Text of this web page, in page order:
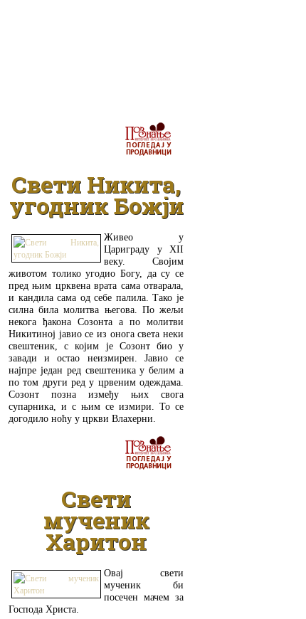
Свети Никита,
угодник Божји
Живео у
Цариграду у XII
веку. Својим
животом толико угодио Богу, да су се
пред њим црквена врата сама отварала,
и кандила сама од себе палила. Тако је
силна била молитва његова. По жељи
некога ђакона Созонта а по молитви
Никитиној јавио се из онога света неки
свештеник, с којим је Созонт био у
завади и остао неизмирен. Јавио се
најпре један ред свештеника у белим а
по том други ред у црвеним одеждама.
Созонт позна између њих свога
супарника, и с њим се измири. То се
догодило ноћу у цркви Влахерни.
Свети
мученик
Харитон
Овај свети
мученик би
посечен мачем за
Господа Христа.